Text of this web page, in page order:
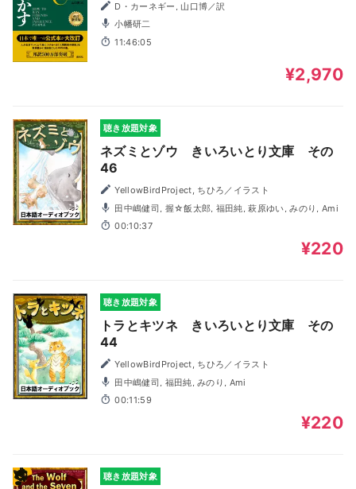
D・カーネギー, 山口博／訳
小幡研二
11:46:05
¥2,970
聴き放題対象
ネズミとゾウ きいろいとり文庫 その
46
YellowBirdProject, ちひろ／イラスト
田中嶋健司, 握☆飯太郎, 福田純, 萩原ゆい, みのり, Ami
00:10:37
¥220
聴き放題対象
トラとキツネ きいろいとり文庫 その
44
YellowBirdProject, ちひろ／イラスト
田中嶋健司, 福田純, みのり, Ami
00:11:59
¥220
聴き放題対象